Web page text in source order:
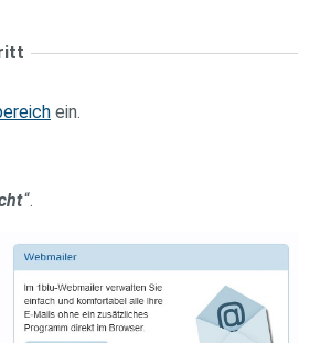
ein.
“.